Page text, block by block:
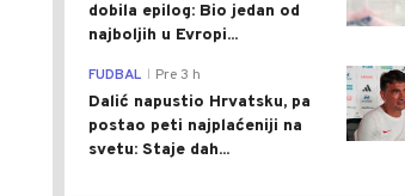
dobila epilog: Bio jedan od
najboljih u Evropi...
FUDBAL Pre 3 h
Dalić napustio Hrvatsku, pa
postao peti najplaćeniji na
svetu: Staje dah...